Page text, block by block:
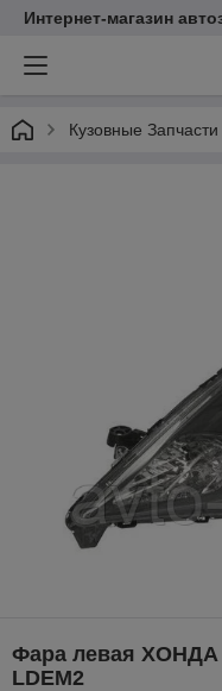
Интернет-магазин
Кузовные Запчасти
Фара левая ХОНДА
LDEM2